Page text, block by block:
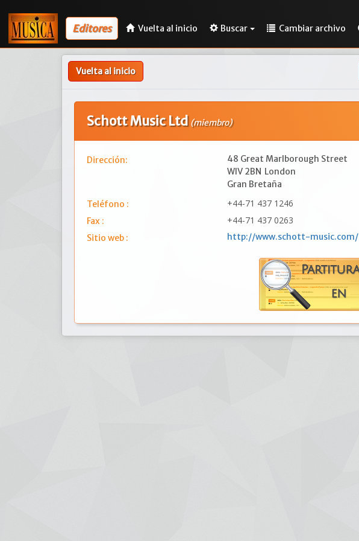
Editores Vuelta al inicio Buscar Cambiar archivo
Vuelta al inicio
Schott Music Ltd(miembro)
Dirección:
48 Great Marlborough Street
WIV 2BN London
Gran Bretaña
Teléfono :
+44-71 437 1246
Fax : +44-71 437 0263
Sitio web : http://www.schott-music.com/